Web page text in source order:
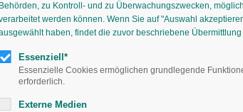
Behörden, zu Kontroll- und zu Überwachungszwecken,
werden können. Wenn Sie auf "Auswahl
haben, findet die zuvor beschriebene Übermittlung
Essenziell*
Essenzielle Cookies ermöglichen grundlegende
erforderlich.
Externe Medien